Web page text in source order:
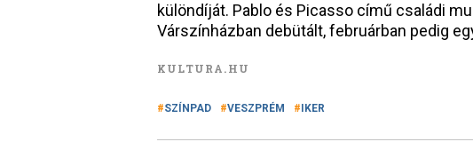
különdíját. Pablo és Picasso című családi
Várszínházban debütált, februárban pedig
KULTURA.HU
SZÍNPAD VESZPRÉM IKER